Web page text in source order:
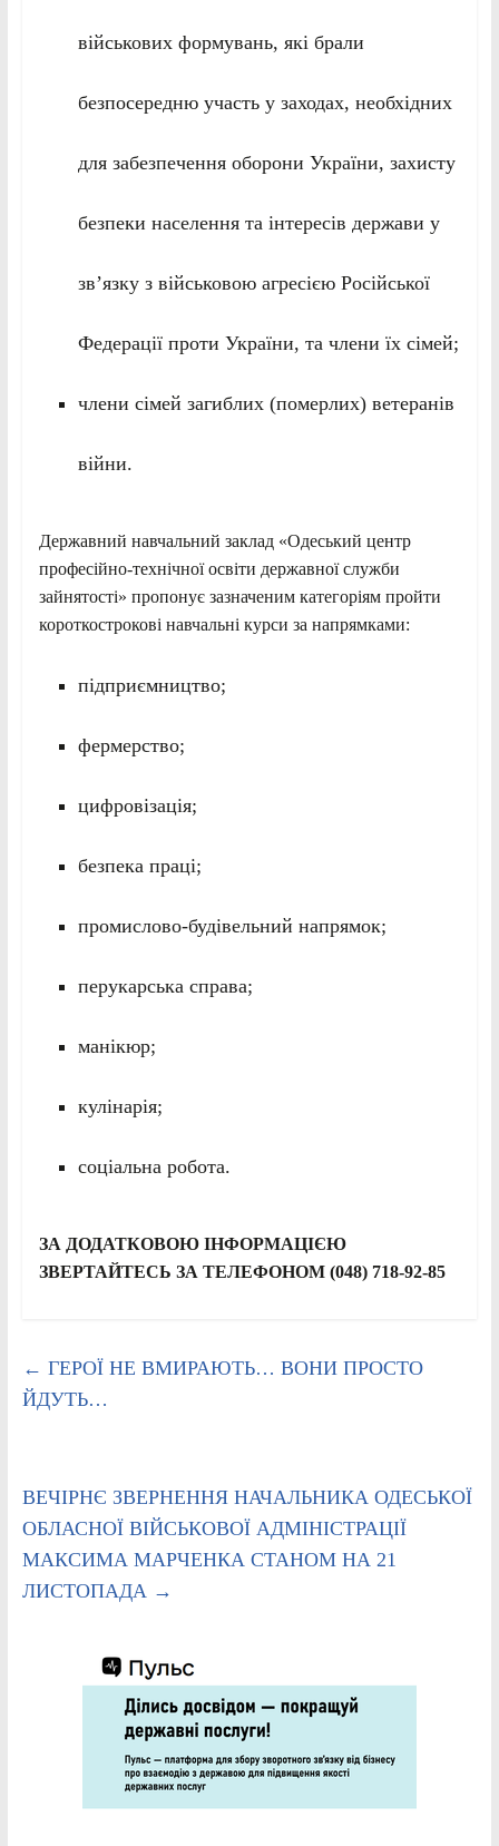
військових формувань, які брали
безпосередню участь у заходах, необхідних
для забезпечення оборони України, захисту
безпеки населення та інтересів держави у
зв’язку з військовою агресією Російської
Федерації проти України, та члени їх сімей;
члени сімей загиблих (померлих) ветеранів
війни.
Державний навчальний заклад «Одеський центр
професійно-технічної освіти державної служби
зайнятості» пропонує зазначеним категоріям пройти
короткострокові навчальні курси за напрямками:
підприємництво;
фермерство;
цифровізація;
безпека праці;
промислово-будівельний напрямок;
перукарська справа;
манікюр;
кулінарія;
соціальна робота.
ЗА ДОДАТКОВОЮ ІНФОРМАЦІЄЮ
ЗВЕРТАЙТЕСЬ ЗА ТЕЛЕФОНОМ (048) 718-92-85
← ГЕРОЇ НЕ ВМИРАЮТЬ… ВОНИ ПРОСТО
ЙДУТЬ…
ВЕЧІРНЄ ЗВЕРНЕННЯ НАЧАЛЬНИКА ОДЕСЬКОЇ
ОБЛАСНОЇ ВІЙСЬКОВОЇ АДМІНІСТРАЦІЇ
МАКСИМА МАРЧЕНКА СТАНОМ НА 21
ЛИСТОПАДА →